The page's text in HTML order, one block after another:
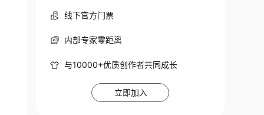
线下官方门票
内部专家零距离
与10000+优质创作者共同成长
立即加入